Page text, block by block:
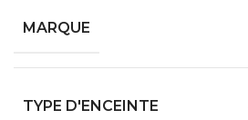
MARQUE
TYPE D'ENCEINTE